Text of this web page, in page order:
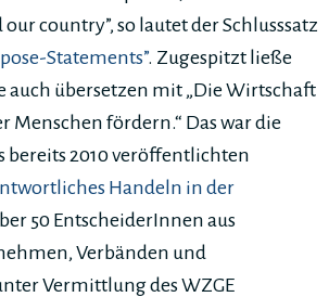
country”, so lautet der Schlusssatz
Statements”. Zugespitzt ließe
auch übersetzen mit „Die Wirtschaft
Menschen fördern.“ Das war die
bereits 2010 veröffentlichten
Handeln in der
50 EntscheiderInnen aus
Verbänden und
Vermittlung des WZGE